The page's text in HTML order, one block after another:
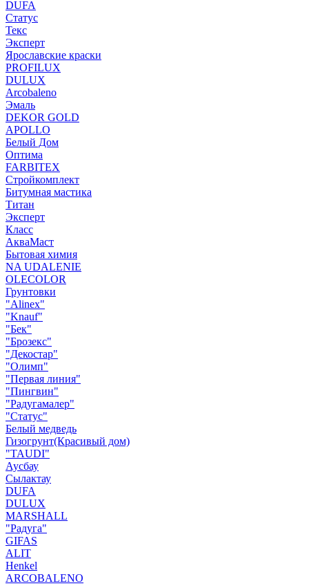
DUFA
Статус
Текс
Эксперт
Ярославские краски
PROFILUX
DULUX
Arcobaleno
Эмаль
DEKOR GOLD
APOLLO
Белый Дом
Оптима
FARBITEX
Стройкомплект
Битумная мастика
Титан
Эксперт
Класс
АкваМаст
Бытовая химия
NA UDALENIE
OLECOLOR
Грунтовки
"Alinex"
"Knauf"
"Бек"
"Брозекс"
"Декостар"
"Олимп"
"Первая линия"
"Пингвин"
"Радугамалер"
"Статус"
Белый медведь
Гизогрунт(Красивый дом)
"TAUDI"
Аусбау
Сылактау
DUFA
DULUX
MARSHALL
"Радуга"
GIFAS
ALIT
Henkel
ARCOBALENO